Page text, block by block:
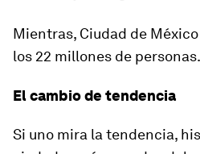
Mientras, Ciudad de
los 22 millones de personas.
El cambio de tendencia
Si uno mira la tendencia,